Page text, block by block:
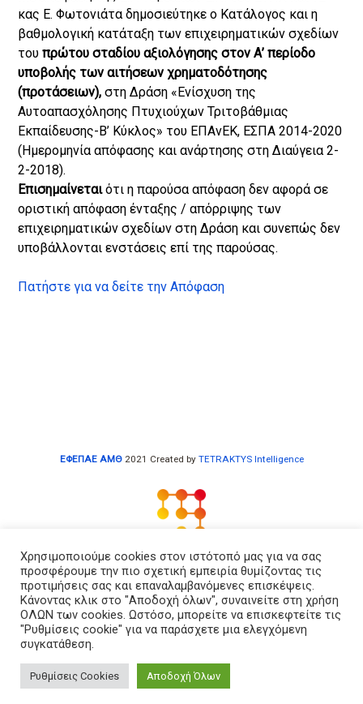
κας Ε. Φωτονιάτα δημοσιεύτηκε ο Κατάλογος και η
βαθμολογική κατάταξη των επιχειρηματικών σχεδίων
τουπρώτου σταδίου αξιολόγησης στον Α’ περίοδο
υποβολής των αιτήσεων χρηματοδότησης
(προτάσειων), στη Δράση «Ενίσχυση της
Αυτοαπασχόλησης Πτυχιούχων Τριτοβάθμιας
Εκπαίδευσης-Β’ Κύκλος» του ΕΠΑνΕΚ, ΕΣΠΑ 2014-2020
(Ημερομηνία απόφασης και ανάρτησης στη Διαύγεια 2-
2-2018).
Επισημαίνεταιότι η παρούσα απόφαση δεν αφορά σε
οριστική απόφαση ένταξης / απόρριψης των
επιχειρηματικών σχεδίων στη Δράση και συνεπώς δεν
υποβάλλονται ενστάσεις επί της παρούσας.
Πατήστε για να δείτε την Απόφαση
ΕΦΕΠΑΕ ΑΜΘ 2021 Created by TETRAKTYS Intelligence
Αρχική
Εταιρεία
Πολ. Απορρήτου
Χρησιμοποιούμε cookies στον ιστότοπό μας για να σας
προσφέρουμε την πιο σχετική εμπειρία θυμίζοντας τις
προτιμήσεις σας και επαναλαμβανόμενες επισκέψεις.
Κάνοντας κλικ στο "Αποδοχή όλων", συναινείτε στη χρήση
ΟΛΩΝ των cookies. Ωστόσο, μπορείτε να επισκεφτείτε τις
"Ρυθμίσεις cookie" για να παράσχετε μια ελεγχόμενη
συγκατάθεση.
Ρυθμίσεις Cookies Αποδοχή Όλων